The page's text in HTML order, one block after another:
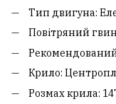
Тип двигуна:
Повітряний
Крило:
Розмах крила: